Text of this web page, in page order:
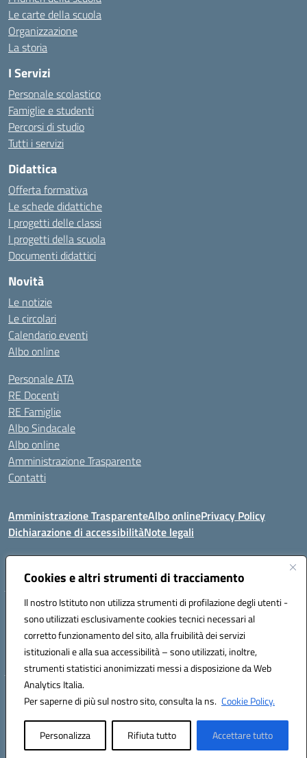
Cookies e altri strumenti di tracciamento
Il nostro Istituto non utilizza strumenti di profilazione degli utenti -
sono utilizzati esclusivamente cookies tecnici necessari al
corretto funzionamento del sito, alla fruibilità dei servizi
istituzionali e alla sua accessibilità – sono utilizzati, inoltre,
strumenti statistici anonimizzati messi a disposizione da Web
Analytics Italia.
Per saperne di più sul nostro sito, consulta la ns. Cookie Policy.
Personalizza Rifiuta tutto Accettare tutto
Le carte della scuola
Organizzazione
La storia
I Servizi
Personale scolastico
Famiglie e studenti
Percorsi di studio
Tutti i servizi
Didattica
Offerta formativa
Le schede didattiche
I progetti delle classi
I progetti della scuola
Documenti didattici
Novità
Le notizie
Le circolari
Calendario eventi
Albo online
Personale ATA
RE Docenti
RE Famiglie
Albo Sindacale
Albo online
Amministrazione Trasparente
Contatti
Amministrazione TrasparenteAlbo onlinePrivacy Policy
Dichiarazione di accessibilitàNote legali
Codice fiscale: 81000450908 Codice meccanografico: SSIC80600X
Telefono: 079714035 Fax: 079716128
Mail: SSIC80600X@istruzione.it PEC: SSIC80600X@pec.istruzione.it
Hosting & Powered by 3D Solution S.r.l.
Concept & Design by Designers Italia